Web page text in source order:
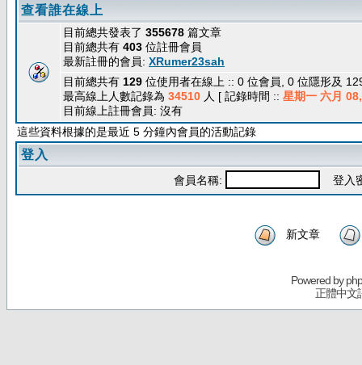
查看誰在線上
目前總共發表了 355678 篇文章
目前總共有 403 位註冊會員
最新註冊的會員: XRumer23sah
目前總共有 129 位使用者在線上 :: 0 位會員, 0 位隱形及
最高線上人數記錄為 34510 人 [ 記錄時間 :: 星期一 六月
目前線上註冊會員: 沒有
這些資料根據的是最近 5 分鐘內會員的活動記錄
登入
會員名稱: 登入
新文章
Powered by
正體中文